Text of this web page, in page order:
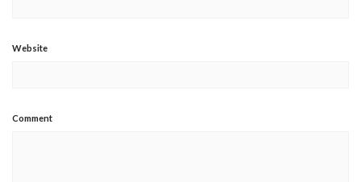
Website
Comment